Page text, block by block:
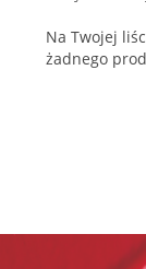
/34 (2)
/35 (2)
/45 (3)
Na Twojej
żadnego